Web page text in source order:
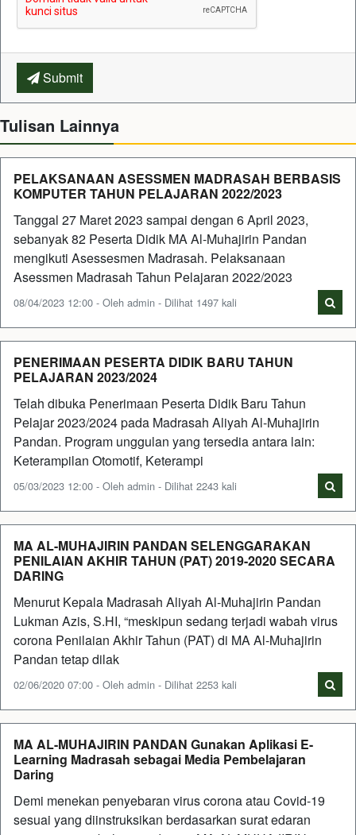
Submit
Tulisan Lainnya
PELAKSANAAN ASESSMEN MADRASAH BERBASIS
KOMPUTER TAHUN PELAJARAN 2022/2023
Tanggal 27 Maret 2023 sampai dengan 6 April 2023,
sebanyak 82 Peserta Didik MA Al-Muhajirin Pandan
mengikuti Asessesmen Madrasah. Pelaksanaan
Asessmen Madrasah Tahun Pelajaran 2022/2023
08/04/2023 12:00 - Oleh admin - Dilihat 1497 kali
PENERIMAAN PESERTA DIDIK BARU TAHUN
PELAJARAN 2023/2024
Telah dibuka Penerimaan Peserta Didik Baru Tahun
Pelajar 2023/2024 pada Madrasah Aliyah Al-Muhajirin
Pandan. Program unggulan yang tersedia antara lain:
Keterampilan Otomotif, Keterampi
05/03/2023 12:00 - Oleh admin - Dilihat 2243 kali
MA AL-MUHAJIRIN PANDAN SELENGGARAKAN
PENILAIAN AKHIR TAHUN (PAT) 2019-2020 SECARA
DARING
Menurut Kepala Madrasah Aliyah Al-Muhajirin Pandan
Lukman Azis, S.HI, “meskipun sedang terjadi wabah virus
corona Penilaian Akhir Tahun (PAT) di MA Al-Muhajirin
Pandan tetap dilak
02/06/2020 07:00 - Oleh admin - Dilihat 2253 kali
MA AL-MUHAJIRIN PANDAN Gunakan Aplikasi E-
Learning Madrasah sebagai Media Pembelajaran
Daring
Demi menekan penyebaran virus corona atau Covid-19
sesuai yang diinstruksikan berdasarkan surat edaran